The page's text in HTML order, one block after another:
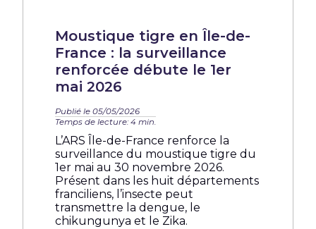
Moustique tigre en Île-de-
France : la surveillance
renforcée débute le 1er
mai 2026
Publié le 05/05/2026
Temps de lecture: 4 min.
L’ARS Île-de-France renforce la
surveillance du moustique tigre du
1er mai au 30 novembre 2026.
Présent dans les huit départements
franciliens, l’insecte peut
transmettre la dengue, le
chikungunya et le Zika.